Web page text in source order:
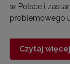
w Polsce i
problemowego
Czytaj więcej